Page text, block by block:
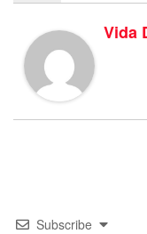
Vida
Subscribe